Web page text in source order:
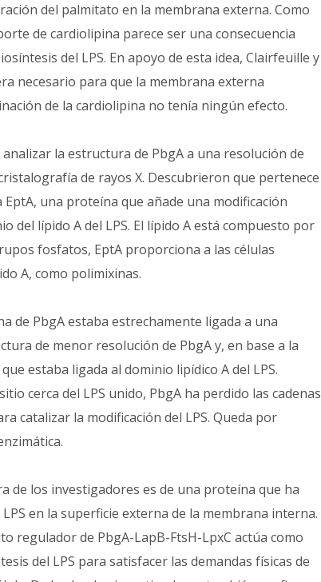
del palmitato en la membrana externa. Como
de cardiolipina parece ser una consecuencia
del LPS. En apoyo de esta idea, Clairfeuille y
necesario para que la membrana externa
de la cardiolipina no tenía ningún efecto.
la estructura de PbgA a una resolución de
de rayos X. Descubrieron que pertenece
una proteína que añade una modificación
del lípido A del LPS. El lípido A está compuesto por
fosfatos, EptA proporciona a las células
A, como polimixinas.
de PbgA estaba estrechamente ligada a una
de menor resolución de PbgA y, en base a la
estaba ligada al dominio lipídico A del LPS.
cerca del LPS unido, PbgA ha perdido las cadenas
catalizar la modificación del LPS. Queda por
de los investigadores es de una proteína que ha
en la superficie externa de la membrana interna.
regulador de PbgA-LapB-FtsH-LpxC actúa como
del LPS para satisfacer las demandas físicas de